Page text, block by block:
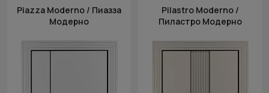
Piazza Moderno / Пиазза
Модерно
Pilastro Moderno /
Пиластро Модерно